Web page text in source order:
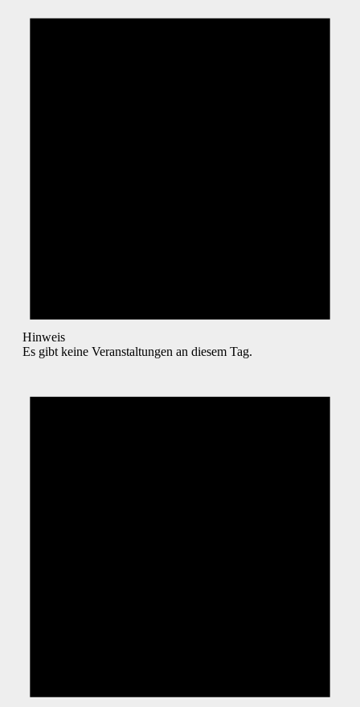
Hinweis
Es gibt keine Veranstaltungen an diesem Tag.